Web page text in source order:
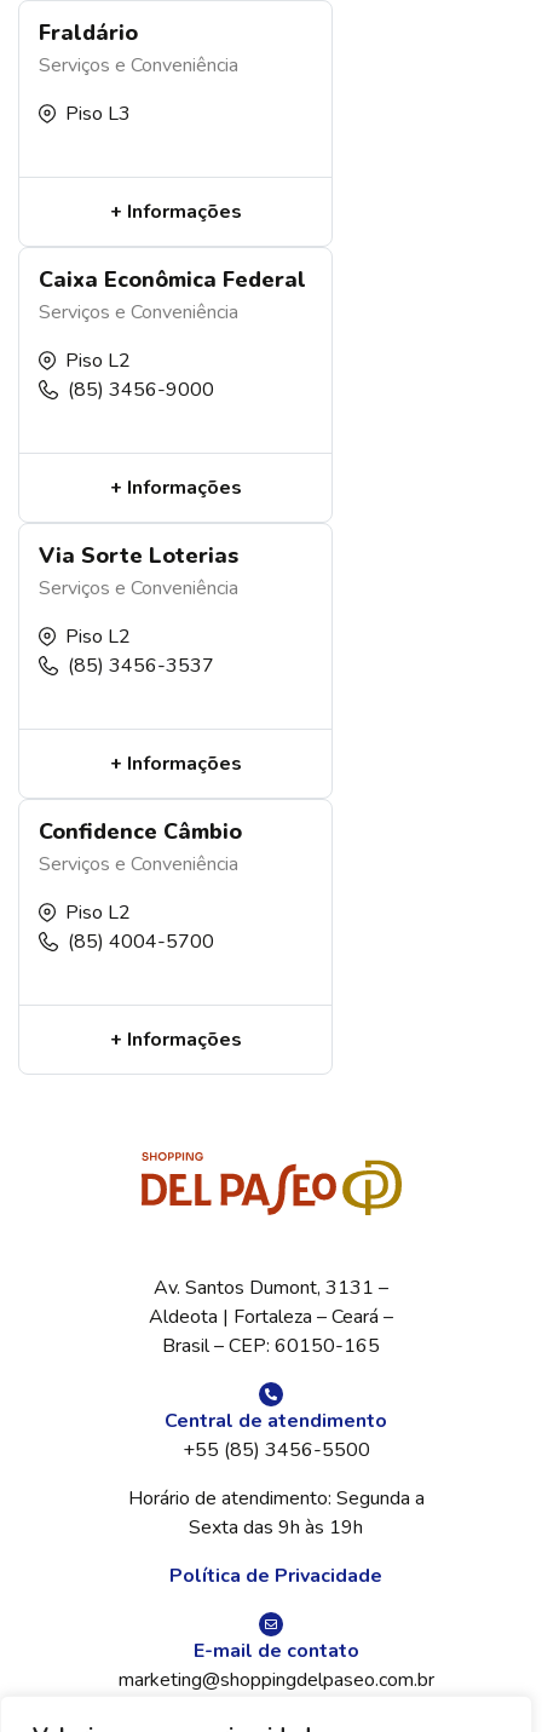
Fraldário
Serviços e Conveniência
Piso L3
+ Informações
Caixa Econômica Federal
Serviços e Conveniência
Piso L2
(85) 3456-9000
+ Informações
Via Sorte Loterias
Serviços e Conveniência
Piso L2
(85) 3456-3537
+ Informações
Confidence Câmbio
Serviços e Conveniência
Piso L2
(85) 4004-5700
+ Informações
Av. Santos Dumont, 3131 –
Aldeota | Fortaleza – Ceará –
Brasil – CEP: 60150-165
Central de atendimento
+55 (85) 3456-5500
Horário de atendimento: Segunda a
Sexta das 9h às 19h
Política de Privacidade
E-mail de contato
marketing@shoppingdelpaseo.com.br